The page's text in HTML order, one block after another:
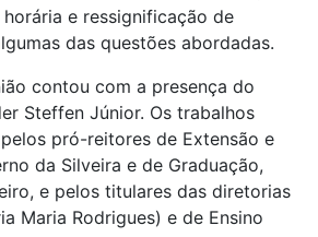
e ressignificação de
das questões abordadas.
contou com a presença do
Steffen Júnior. Os trabalhos
pró-reitores de Extensão e
da Silveira e de Graduação,
e pelos titulares das diretorias
Maria Rodrigues) e de Ensino